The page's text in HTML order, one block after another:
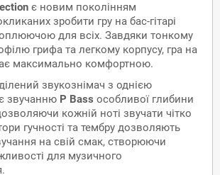
є новим поколінням
зробити гру на бас-гітарі
для всіх. Завдяки тонкому
грифа та легкому корпусу, гра на
максимально комфортною.
звукознімач з однією
звучанню P Bass особливої глибини
кожній ноті звучати чітко
гучності та тембру дозволяють
на свій смак, створюючи
для музичного